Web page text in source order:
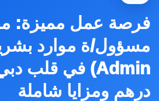
فرصة عمل مميزة:
درهم ومزايا شاملة